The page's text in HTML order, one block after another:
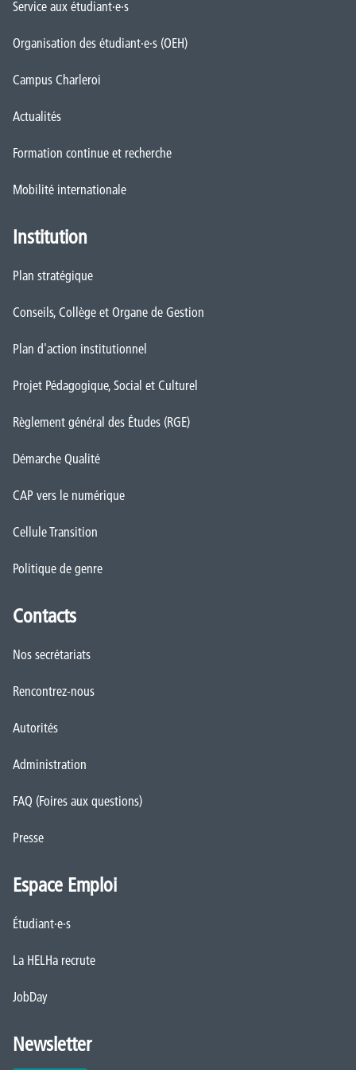
Service aux étudiant·e·s
Organisation des étudiant·e·s (OEH)
Campus Charleroi
Actualités
Formation continue et recherche
Mobilité internationale
Institution
Plan stratégique
Conseils, Collège et Organe de Gestion
Plan d'action institutionnel
Projet Pédagogique, Social et Culturel
Règlement général des Études (RGE)
Démarche Qualité
CAP vers le numérique
Cellule Transition
Politique de genre
Contacts
Nos secrétariats
Rencontrez-nous
Autorités
Administration
FAQ (Foires aux questions)
Presse
Espace Emploi
Étudiant·e·s
La HELHa recrute
JobDay
Newsletter